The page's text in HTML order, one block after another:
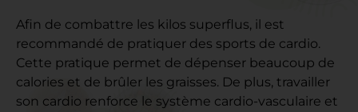
Afin de combattre les kilos superflus, il est
recommandé de pratiquer des sports de cardio.
Cette pratique permet de dépenser beaucoup de
calories et de brûler les graisses. De plus, travailler
son cardio renforce le système cardio-vasculaire et